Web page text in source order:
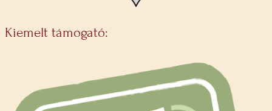
Kiemelt támogató: